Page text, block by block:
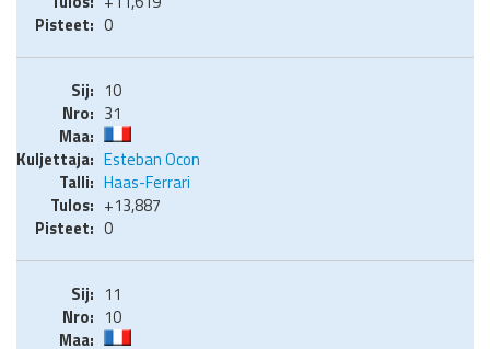
0
10
31
Esteban Ocon
Haas-Ferrari
+13,887
0
11
10